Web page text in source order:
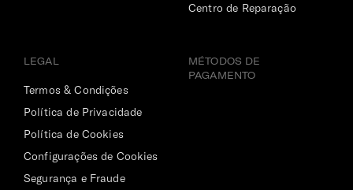
Centro de Reparação
LEGAL
Termos & Condições
Política de Privacidade
Política de Cookies
Configurações de Cookies
Segurança e Fraude
MÉTODOS DE
PAGAMENTO